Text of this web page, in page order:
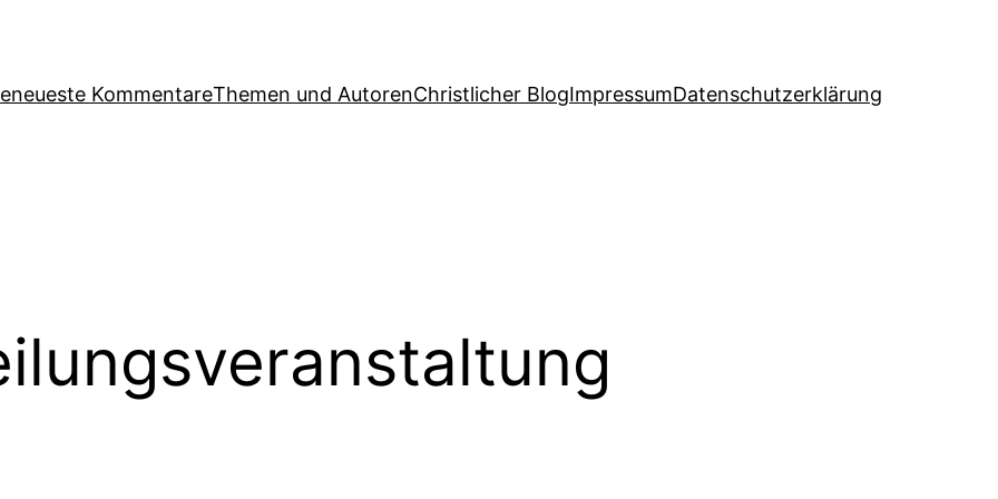
neueste KommentareThemen und AutorenChristlicher BlogImpressumDatenschutzerklärung